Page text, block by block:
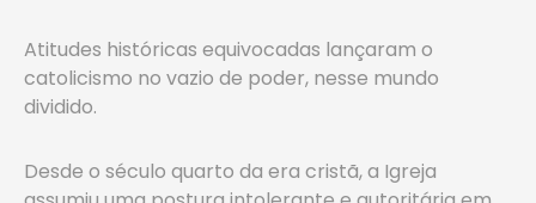
Atitudes históricas equivocadas lançaram o
catolicismo no vazio de poder, nesse mundo
dividido.
Desde o século quarto da era cristã, a Igreja